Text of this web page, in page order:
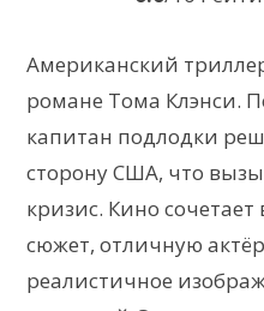
Американский
романе Тома Клэнси.
капитан подлодки
сторону США, что
кризис. Кино
сюжет, отличную
реалистичное